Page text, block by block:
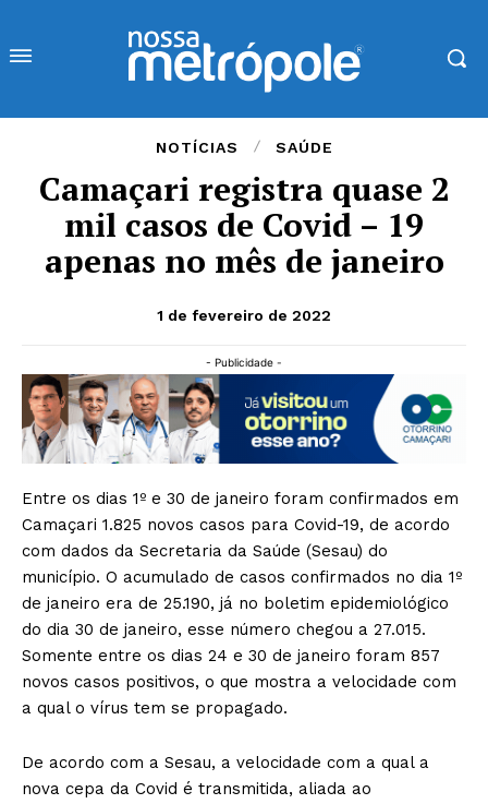
NOTÍCIAS SAÚDE
Camaçari registra quase 2
mil casos de Covid – 19
apenas no mês de janeiro
1 de fevereiro de 2022
- Publicidade -
Entre os dias 1º e 30 de janeiro foram confirmados em
Camaçari 1.825 novos casos para Covid-19, de acordo
com dados da Secretaria da Saúde (Sesau) do
município. O acumulado de casos confirmados no dia 1º
de janeiro era de 25.190, já no boletim epidemiológico
do dia 30 de janeiro, esse número chegou a 27.015.
Somente entre os dias 24 e 30 de janeiro foram 857
novos casos positivos, o que mostra a velocidade com
a qual o vírus tem se propagado.
De acordo com a Sesau, a velocidade com a qual a
nova cepa da Covid é transmitida, aliada ao